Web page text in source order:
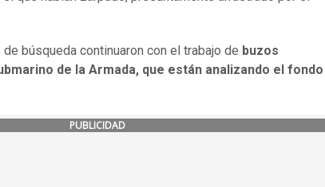
búsqueda continuaron con el trabajo de buzos
de la Armada, que están analizando el fondo
PUBLICIDAD